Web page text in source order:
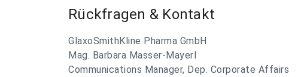
Rückfragen & Kontakt
GlaxoSmithKline Pharma GmbH
Mag. Barbara Masser-Mayerl
Communications Manager, Dep. Corporate Affairs